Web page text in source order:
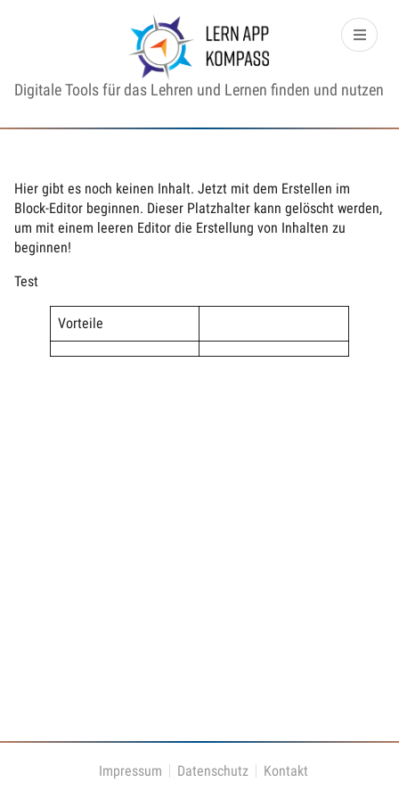
Digitale Tools für das Lehren und Lernen finden und nutzen
Hier gibt es noch keinen Inhalt. Jetzt mit dem Erstellen im
Block-Editor beginnen. Dieser Platzhalter kann gelöscht werden,
um mit einem leeren Editor die Erstellung von Inhalten zu
beginnen!
Test
Vorteile
Impressum Datenschutz Kontakt